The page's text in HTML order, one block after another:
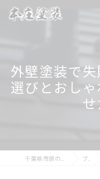
外壁塗装で
選びとおし
ブログ